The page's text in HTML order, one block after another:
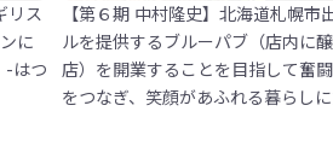
リス
に
-はつ
【第６期 中村隆史】北海道札幌
ルを提供するブルーパブ（店内に
店）を開業することを目指して奮
をつなぎ、笑顔があふれる暮らしに